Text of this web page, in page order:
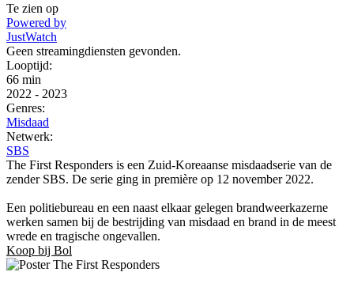
Te zien op
Powered by
JustWatch
Geen streamingdiensten gevonden.
Looptijd:
66 min
2022 - 2023
Genres:
Misdaad
Netwerk:
SBS
The First Responders is een Zuid-Koreaanse misdaadserie van de
zender SBS. De serie ging in première op 12 november 2022.
Een politiebureau en een naast elkaar gelegen brandweerkazerne
werken samen bij de bestrijding van misdaad en brand in de meest
wrede en tragische ongevallen.
Koop bij Bol